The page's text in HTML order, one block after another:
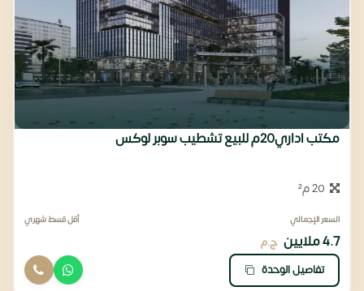
مكتب اداري20م للبيع تشطيب سوبر لوكس
السعر الإجمالي
4.7 ملايين ج.م
أقل قسط شهري
تفاصيل الوحدة